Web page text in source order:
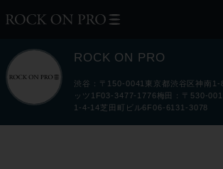
ROCK ON PRO
渋谷：〒150-0041東京都渋谷区神南1-
ッツ1F03-3477-1776梅田：〒530-
1-4-14芝田町ビル6F06-6131-3078